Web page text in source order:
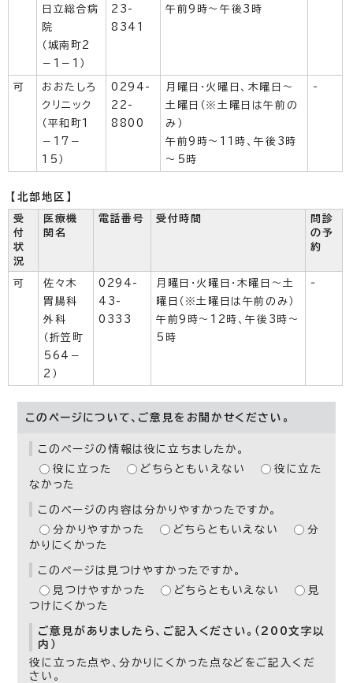
日立総合病
院
（城南町2
－1－1）
23-
8341
午前9時～午後3時
可
おおたしろ
クリニック
（平和町1
－17－
15）
0294-
22-
8800
月曜日・火曜日、木曜日～
土曜日（※土曜日は午前の
み）
午前9時～11時、午後3時
～5時
‐
【北部地区】
受
付
状
況
医療機
関名
電話番号 受付時間
問診
の予
約
可
佐々木
胃腸科
外科
（折笠町
564－
2）
0294-
43-
0333
月曜日・火曜日・木曜日～土
曜日（※土曜日は午前のみ）
午前9時～12時、午後3時～
5時
‐
このページについて、ご意見をお聞かせください。
このページの情報は役に立ちましたか。
役に立った
どちらともいえない
役に立た
なかった
このページの内容は分かりやすかったですか。
分かりやすかった
どちらともいえない
分
かりにくかった
このページは見つけやすかったですか。
見つけやすかった
どちらともいえない
見
つけにくかった
ご意見がありましたら、ご記入ください。（200文字以
内）
役に立った点や、分かりにくかった点などをご記入くだ
さい。